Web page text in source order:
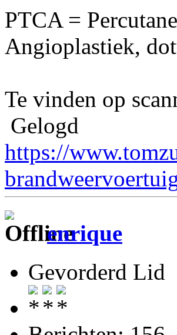
PTCA =
Angioplastiek,
Te vinden op
Gelogd
https://
enrique
Gevorderd Lid